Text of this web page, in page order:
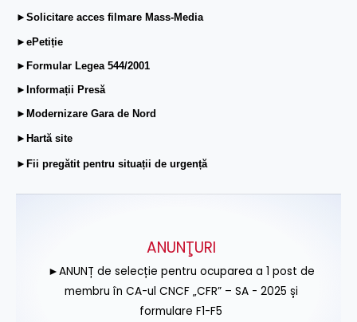
►Solicitare acces filmare Mass-Media
►ePetiție
►Formular Legea 544/2001
►Informații Presă
►Modernizare Gara de Nord
►Hartă site
►Fii pregătit pentru situații de urgență
ANUNŢURI
►ANUNȚ de selecție pentru ocuparea a 1 post de
membru în CA-ul CNCF „CFR” – SA - 2025 și
formulare F1-F5